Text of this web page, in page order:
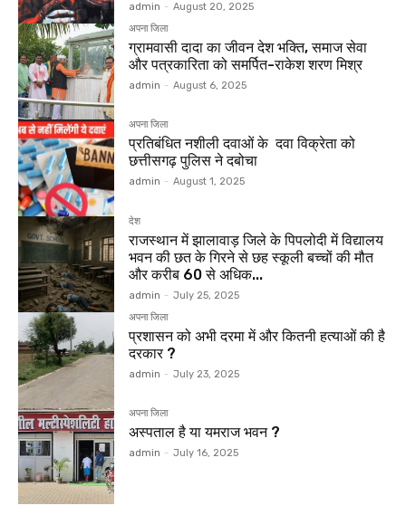
admin - August 20, 2025
अपना जिला
ग्रामवासी दादा का जीवन देश भक्ति, समाज सेवा
और पत्रकारिता को समर्पित-राकेश शरण मिश्र
admin - August 6, 2025
अपना जिला
प्रतिबंधित नशीली दवाओं के दवा विक्रेता को
छत्तीसगढ़ पुलिस ने दबोचा
admin - August 1, 2025
देश
राजस्थान में झालावाड़ जिले के पिपलोदी में विद्यालय
भवन की छत के गिरने से छह स्कूली बच्चों की मौत
और करीब 60 से अधिक...
admin - July 25, 2025
अपना जिला
प्रशासन को अभी दरमा में और कितनी हत्याओं की है
दरकार ?
admin - July 23, 2025
अपना जिला
अस्पताल है या यमराज भवन ?
admin - July 16, 2025